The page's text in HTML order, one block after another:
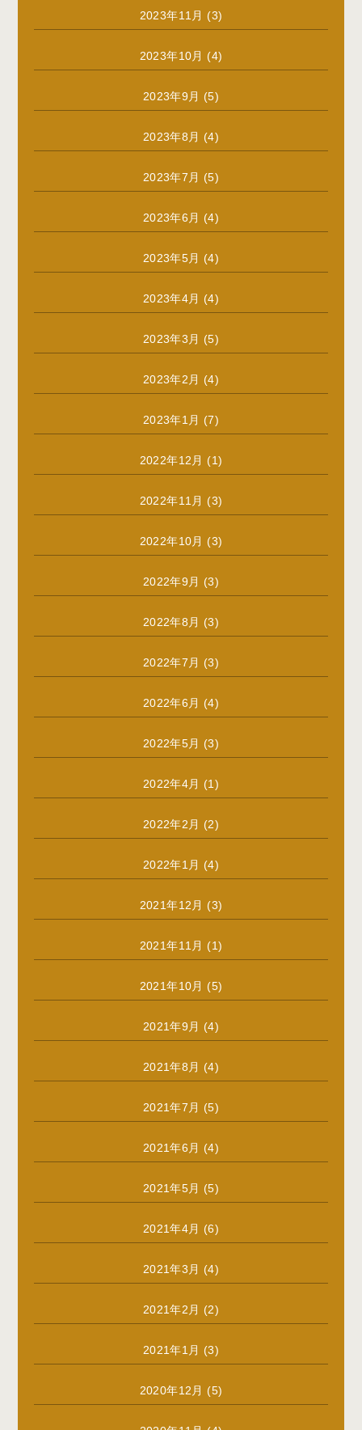
2023年11月 (3)
2023年10月 (4)
2023年9月 (5)
2023年8月 (4)
2023年7月 (5)
2023年6月 (4)
2023年5月 (4)
2023年4月 (4)
2023年3月 (5)
2023年2月 (4)
2023年1月 (7)
2022年12月 (1)
2022年11月 (3)
2022年10月 (3)
2022年9月 (3)
2022年8月 (3)
2022年7月 (3)
2022年6月 (4)
2022年5月 (3)
2022年4月 (1)
2022年2月 (2)
2022年1月 (4)
2021年12月 (3)
2021年11月 (1)
2021年10月 (5)
2021年9月 (4)
2021年8月 (4)
2021年7月 (5)
2021年6月 (4)
2021年5月 (5)
2021年4月 (6)
2021年3月 (4)
2021年2月 (2)
2021年1月 (3)
2020年12月 (5)